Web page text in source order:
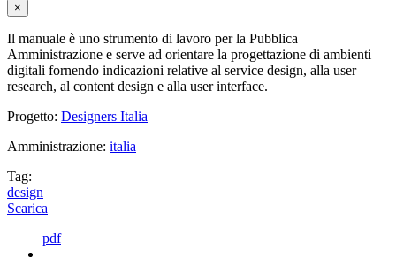
×
Il manuale è uno strumento di lavoro per la Pubblica
Amministrazione e serve ad orientare la progettazione di ambienti
digitali fornendo indicazioni relative al service design, alla user
research, al content design e alla user interface.
Progetto: Designers Italia
Amministrazione: italia
Tag:
design
Scarica
pdf